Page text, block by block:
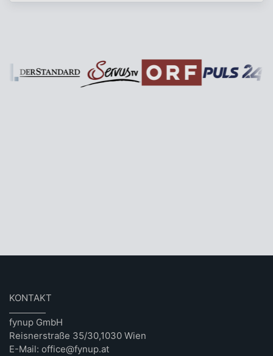
KONTAKT
fynup GmbH
Reisnerstraße 35/30,1030 Wien
E-Mail: office@fynup.at